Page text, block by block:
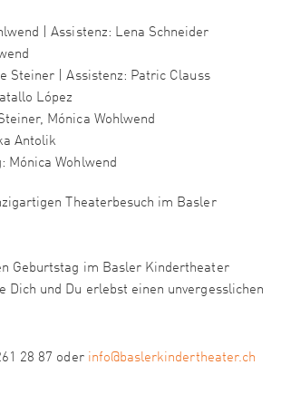
| Assistenz: Lena Schneider
Steiner | Assistenz: Patric Clauss
López
Mónica Wohlwend
Antolik
Mónica Wohlwend
Theaterbesuch im Basler
Geburtstag im Basler Kindertheater
Dich und Du erlebst einen unvergesslichen
28 87 oder info@baslerkindertheater.ch